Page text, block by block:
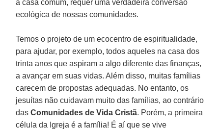
a casa comum, requer uma verdadeira conversão
ecológica de nossas comunidades.
Temos o projeto de um ecocentro de espiritualidade,
para ajudar, por exemplo, todos aqueles na casa dos
trinta anos que aspiram a algo diferente das finanças,
a avançar em suas vidas. Além disso, muitas famílias
carecem de propostas adequadas. No entanto, os
jesuítas não cuidavam muito das famílias, ao contrário
dasComunidades de Vida Cristã. Porém, a primeira
célula da Igreja é a família! É aí que se vive